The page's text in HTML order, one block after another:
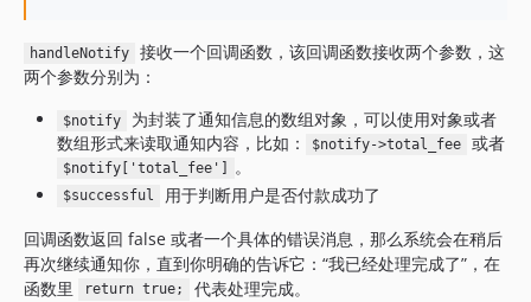
handleNotify
接收一个回调函数，该回调函数接收两个参数，这
两个参数分别为：
$notify
为封装了通知信息的数组对象，可以使用对象或者
数组形式来读取通知内容，比如：
$notify->total_fee 或者
$notify['total_fee'] 。
$successful
用于判断用户是否付款成功了
回调函数返回 false 或者一个具体的错误消息，那么系统会在稍后
再次继续通知你，直到你明确的告诉它：“我已经处理完成了”，在
函数里
return true; 代表处理完成。